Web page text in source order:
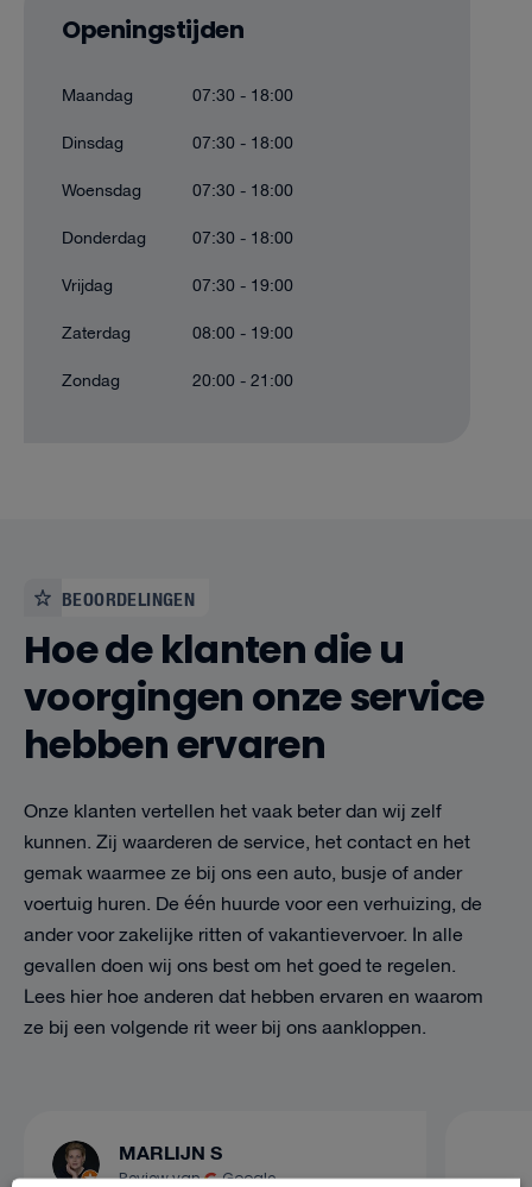
Openingstijden
Maandag
07:30 - 18:00
Dinsdag
07:30 - 18:00
Woensdag
07:30 - 18:00
Donderdag
07:30 - 18:00
Vrijdag
07:30 - 19:00
Zaterdag
08:00 - 19:00
Zondag
20:00 - 21:00
BEOORDELINGEN
Hoe de klanten die u
voorgingen onze service
hebben ervaren
Onze klanten vertellen het vaak beter dan wij zelf
kunnen. Zij waarderen de service, het contact en het
gemak waarmee ze bij ons een auto, busje of ander
voertuig huren. De één huurde voor een verhuizing, de
ander voor zakelijke ritten of vakantievervoer. In alle
gevallen doen wij ons best om het goed te regelen.
Lees hier hoe anderen dat hebben ervaren en waarom
ze bij een volgende rit weer bij ons aankloppen.
MARLIJN S
Review van Google